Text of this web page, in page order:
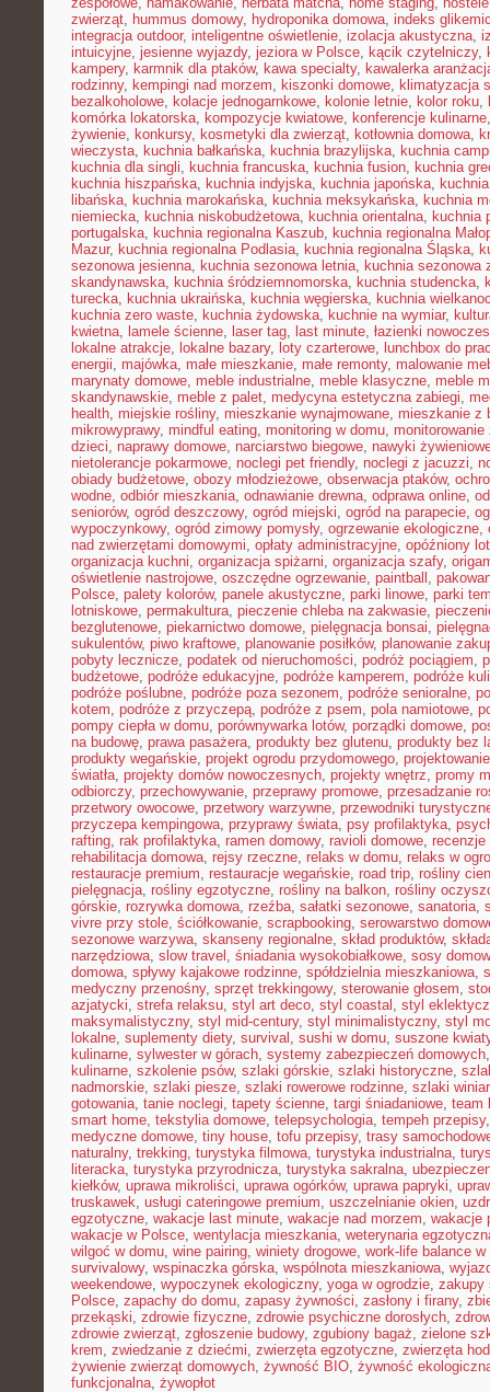
zwierząt, hummus domowy, hydroponika domowa, indeks
integracja outdoor, inteligentne oświetlenie, izolacja akustyczna,
intuicyjne, jesienne wyjazdy, jeziora w Polsce, kącik czytelniczy,
kampery, karmnik dla ptaków, kawa specialty, kawalerka
rodzinny, kempingi nad morzem, kiszonki domowe, klimatyzacja
bezalkoholowe, kolacje jednogarnkowe, kolonie letnie, kolor roku,
komórka lokatorska, kompozycje kwiatowe, konferencje kulinarne
żywienie, konkursy, kosmetyki dla zwierząt, kotłownia domowa,
wieczysta, kuchnia bałkańska, kuchnia brazylijska, kuchnia
kuchnia dla singli, kuchnia francuska, kuchnia fusion, kuchnia
kuchnia hiszpańska, kuchnia indyjska, kuchnia japońska,
libańska, kuchnia marokańska, kuchnia meksykańska, kuchnia
niemiecka, kuchnia niskobudżetowa, kuchnia orientalna, kuchnia
portugalska, kuchnia regionalna Kaszub, kuchnia regionalna
Mazur, kuchnia regionalna Podlasia, kuchnia regionalna Śląska,
sezonowa jesienna, kuchnia sezonowa letnia, kuchnia sezonowa
skandynawska, kuchnia śródziemnomorska, kuchnia studencka,
turecka, kuchnia ukraińska, kuchnia węgierska, kuchnia
kuchnia zero waste, kuchnia żydowska, kuchnie na wymiar,
kwietna, lamele ścienne, laser tag, last minute, łazienki
lokalne atrakcje, lokalne bazary, loty czarterowe, lunchbox do
energii, majówka, małe mieszkanie, małe remonty, malowanie
marynaty domowe, meble industrialne, meble klasyczne, meble
skandynawskie, meble z palet, medycyna estetyczna zabiegi,
health, miejskie rośliny, mieszkanie wynajmowane, mieszkanie z
mikrowyprawy, mindful eating, monitoring w domu, monitorowanie
dzieci, naprawy domowe, narciarstwo biegowe, nawyki
nietolerancje pokarmowe, noclegi pet friendly, noclegi z jacuzzi,
obiady budżetowe, obozy młodzieżowe, obserwacja ptaków,
wodne, odbiór mieszkania, odnawianie drewna, odprawa online,
seniorów, ogród deszczowy, ogród miejski, ogród na parapecie,
wypoczynkowy, ogród zimowy pomysły, ogrzewanie ekologiczne,
nad zwierzętami domowymi, opłaty administracyjne, opóźniony lot
organizacja kuchni, organizacja spiżarni, organizacja szafy,
oświetlenie nastrojowe, oszczędne ogrzewanie, paintball ,
Polsce, palety kolorów, panele akustyczne, parki linowe, parki
lotniskowe, permakultura, pieczenie chleba na zakwasie,
bezglutenowe, piekarnictwo domowe, pielęgnacja bonsai,
sukulentów, piwo kraftowe, planowanie posiłków, planowanie
pobyty lecznicze, podatek od nieruchomości, podróż pociągiem,
budżetowe, podróże edukacyjne, podróże kamperem, podróże
podróże poślubne, podróże poza sezonem, podróże senioralne,
kotem, podróże z przyczepą, podróże z psem, pola namiotowe,
pompy ciepła w domu, porównywarka lotów, porządki domowe,
na budowę, prawa pasażera, produkty bez glutenu, produkty bez
produkty wegańskie, projekt ogrodu przydomowego,
światła, projekty domów nowoczesnych, projekty wnętrz, promy
odbiorczy, przechowywanie, przeprawy promowe, przesadzanie
przetwory owocowe, przetwory warzywne, przewodniki
przyczepa kempingowa, przyprawy świata, psy profilaktyka,
rafting, rak profilaktyka, ramen domowy, ravioli domowe, recenzje
rehabilitacja domowa, rejsy rzeczne, relaks w domu, relaks w
restauracje premium, restauracje wegańskie, road trip, rośliny
pielęgnacja, rośliny egzotyczne, rośliny na balkon, rośliny
górskie, rozrywka domowa, rzeźba, sałatki sezonowe, sanatoria,
vivre przy stole, ściółkowanie, scrapbooking, serowarstwo
sezonowe warzywa, skanseny regionalne, skład produktów,
narzędziowa, slow travel , śniadania wysokobiałkowe, sosy
domowa, spływy kajakowe rodzinne, spółdzielnia mieszkaniowa,
medyczny przenośny, sprzęt trekkingowy, sterowanie głosem,
azjatycki, strefa relaksu, styl art deco, styl coastal , styl
maksymalistyczny, styl mid-century, styl minimalistyczny, styl
lokalne, suplementy diety, survival , sushi w domu, suszone
kulinarne, sylwester w górach, systemy zabezpieczeń domowych
kulinarne, szkolenie psów, szlaki górskie, szlaki historyczne,
nadmorskie, szlaki piesze, szlaki rowerowe rodzinne, szlaki
gotowania, tanie noclegi, tapety ścienne, targi śniadaniowe, team
smart home, tekstylia domowe, telepsychologia, tempeh przepisy
medyczne domowe, tiny house, tofu przepisy, trasy
naturalny, trekking, turystyka filmowa, turystyka industrialna,
literacka, turystyka przyrodnicza, turystyka sakralna,
kiełków, uprawa mikroliści, uprawa ogórków, uprawa papryki,
truskawek, usługi cateringowe premium, uszczelnianie okien,
egzotyczne, wakacje last minute, wakacje nad morzem, wakacje
wakacje w Polsce, wentylacja mieszkania, weterynaria
wilgoć w domu, wine pairing, winiety drogowe, work-life balance w
survivalowy, wspinaczka górska, wspólnota mieszkaniowa,
weekendowe, wypoczynek ekologiczny, yoga w ogrodzie, zakupy
Polsce, zapachy do domu, zapasy żywności, zasłony i firany,
przekąski, zdrowie fizyczne, zdrowie psychiczne dorosłych,
zdrowie zwierząt, zgłoszenie budowy, zgubiony bagaż, zielone
krem, zwiedzanie z dziećmi, zwierzęta egzotyczne, zwierzęta
żywienie zwierząt domowych, żywność BIO, żywność
funkcjonalna, żywopłot